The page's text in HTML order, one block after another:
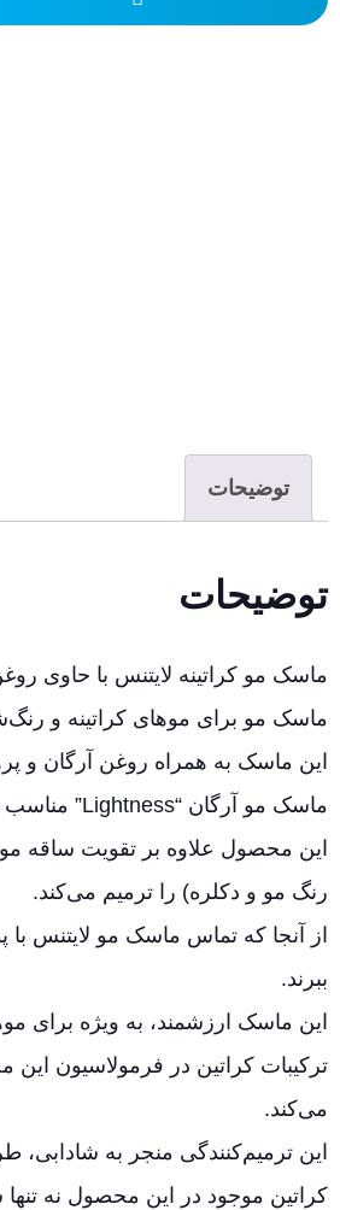
توضیحات
توضیحات
ماسک مو برای موهای کراتینه و
این ماسک به همراه روغن آرگان و
ماسک مو آرگان “Lightness” مناسب جهت رطوبت‌رسانی، براق‌کنندگی و شادابی ساقه مو می‌باشد.
این محصول علاوه بر تقویت ساقه
رنگ مو و دکلره) را ترمیم می‌کند.
از آنجا که تماس ماسک مو لایتنس با
ببرند.
این ماسک ارزشمند، به ویژه
ترکیبات کراتین در فرمولاسیون این
می‌کند.
این ترمیم‌کنندگی منجر به
کراتین موجود در این محصول نه تنها